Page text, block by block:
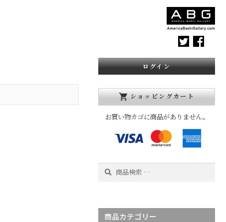
ログイン
shopping_cart ショッピングカート
お買い物カゴに商品がありません。
検search
商品カテゴリー